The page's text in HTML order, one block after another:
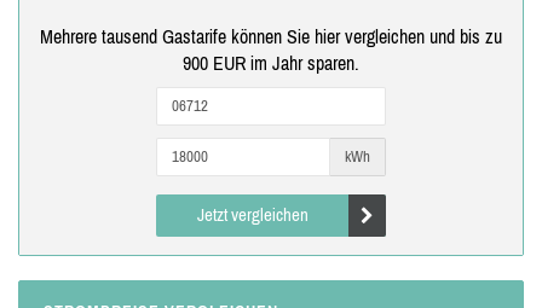
Mehrere tausend Gastarife können Sie hier vergleichen und bis zu
900 EUR im Jahr sparen.
kWh
Jetzt vergleichen